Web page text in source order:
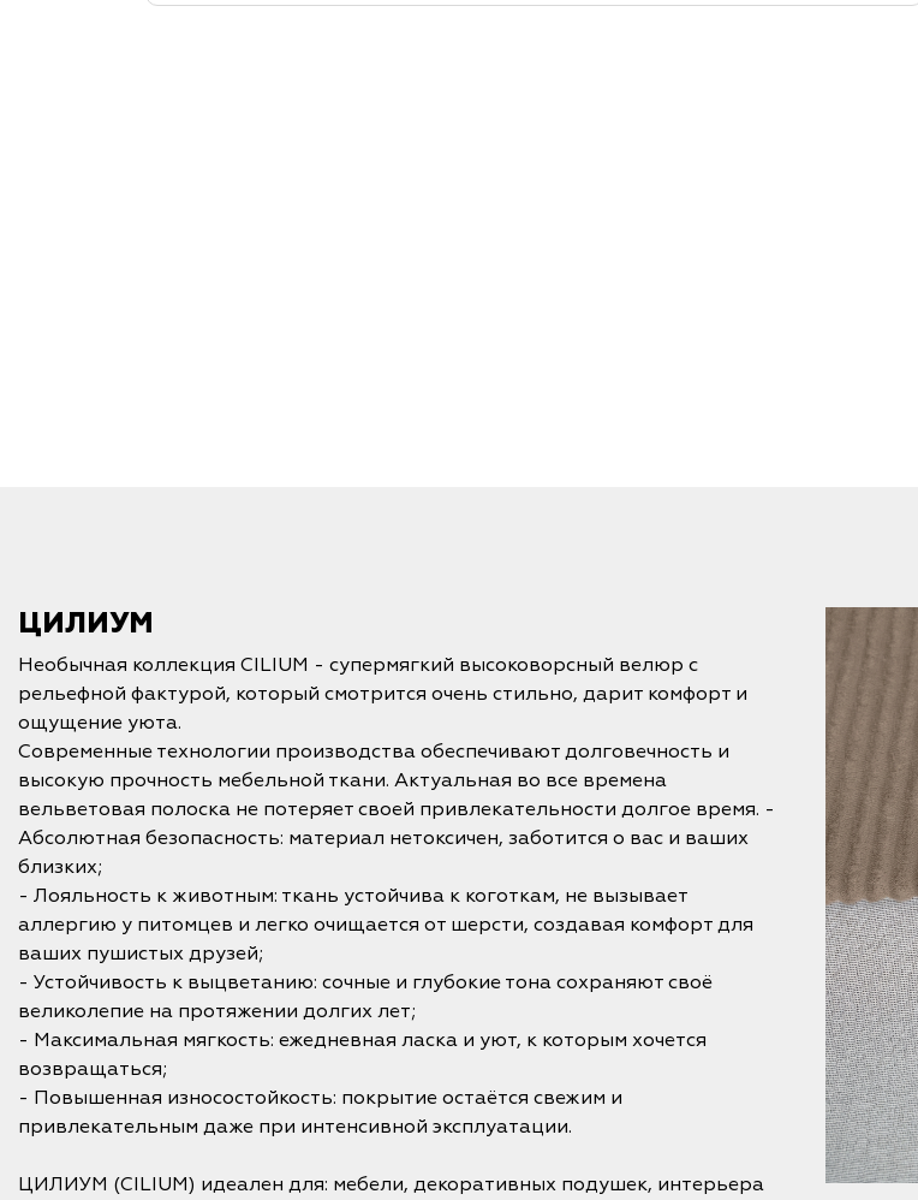
ЦИЛИУМ
Необычная коллекция CILIUM - супермягкий высоковорсный велюр с
рельефной фактурой, который смотрится очень стильно, дарит комфорт и
ощущение уюта.
Современные технологии производства обеспечивают долговечность и
высокую прочность мебельной ткани. Актуальная во все времена
вельветовая полоска не потеряет своей привлекательности долгое время. -
Абсолютная безопасность: материал нетоксичен, заботится о вас и ваших
близких;
- Лояльность к животным: ткань устойчива к коготкам, не вызывает
аллергию у питомцев и легко очищается от шерсти, создавая комфорт для
ваших пушистых друзей;
- Устойчивость к выцветанию: сочные и глубокие тона сохраняют своё
великолепие на протяжении долгих лет;
- Максимальная мягкость: ежедневная ласка и уют, к которым хочется
возвращаться;
- Повышенная износостойкость: покрытие остаётся свежим и
привлекательным даже при интенсивной эксплуатации.
ЦИЛИУМ (CILIUM) идеален для: мебели, декоративных подушек, интерьера